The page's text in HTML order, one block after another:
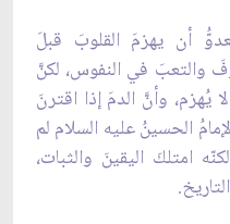
أن يهزمَ القلوبَ قبلَ
والتعبَ في النفوس، لكنَّ
يُهزم، وأنَّ الدمَ إذا اقترنَ
الحسينُ عليه السلام لم
امتلكَ اليقينَ والثبات،